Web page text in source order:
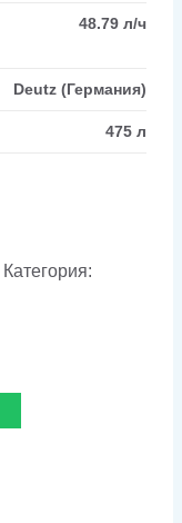
48.79 л/ч
Deutz (Германия)
475 л
Категория: